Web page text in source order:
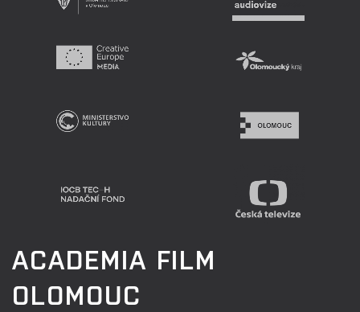
ACADEMIA FILM
OLOMOUC